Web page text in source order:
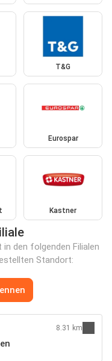
T&G
Eurospar
Kastner
den folgenden Filialen
Standort:
8.31 km